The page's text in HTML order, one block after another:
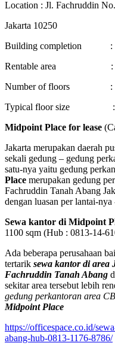
Location : Jl. Fachruddin
Jakarta 10250
Building completion :
Rentable area :
Number of floors :
Typical floor size :
Midpoint Place for lease
Jakarta merupakan daerah
sekali gedung – gedung
satu-nya yaitu gedung
Place merupakan gedung
Fachruddin Tanah Abang
dengan luasan per lantai-
Sewa kantor di Midpoint
1100 sqm (Hub : 0813-14-
Ada beberapa perusahaan
tertarik sewa kantor di area
Fachruddin Tanah Abang
sekitar area tersebut lebih
gedung perkantoran area
Midpoint Place
https://officespace.co.id/
abang-hub-0813-1176-8786/